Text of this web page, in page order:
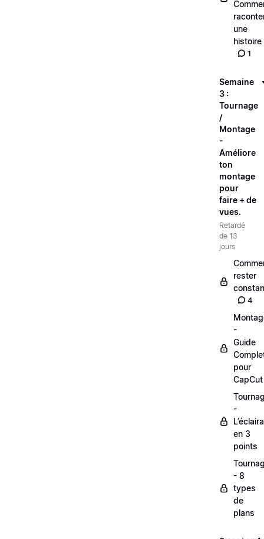
une
histoire
1
Semaine
3 :
Tournage
/
Montage
-
Améliore
ton
montage
pour
faire + de
vues.
Retardé
de 13
jours
rester
4
-
Guide
pour
CapCut
-
en 3
points
- 8
types
de
plans